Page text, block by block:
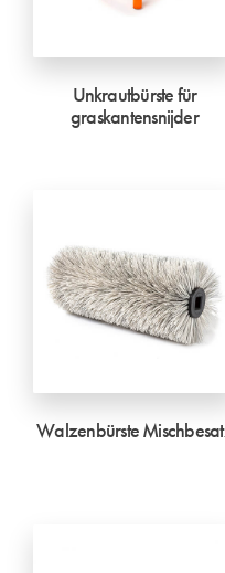
Unkrautbürste für
graskantensnijder
Walzenbürste